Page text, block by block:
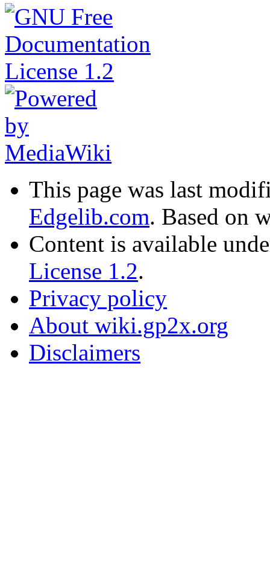
This page was last
Edgelib.com. Based on
Content is available
License 1.2.
Privacy policy
About wiki.gp2x.org
Disclaimers